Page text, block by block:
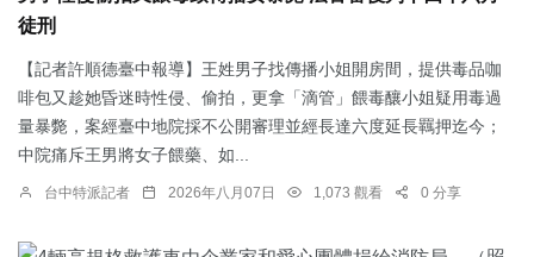
徒刑
【記者許順德臺中報導】王姓男子找傳播小姐開房間，提供毒品咖
啡包又趁她昏迷時性侵、偷拍，更拿「滴管」餵毒釀小姐疑用毒過
量暴斃，案經臺中地院採不公開審理並經長達六度延長羈押迄今；
中院痛斥王男將女子餵藥、如...
台中特派記者 2026年八月07日 1,073 觀看 0 分享